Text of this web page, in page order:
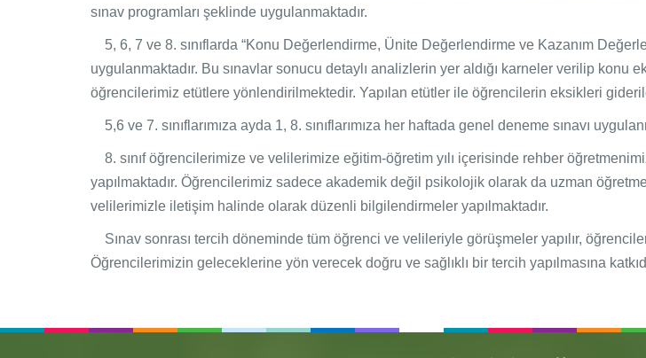
sınav programları şeklinde uygulanmaktadır.
5, 6, 7 ve 8. sınıflarda “Konu Değerlendirme, Ünite Değerlendirme ve Kazanım
uygulanmaktadır. Bu sınavlar sonucu detaylı analizlerin yer aldığı karneler verilip konu
öğrencilerimiz etütlere yönlendirilmektedir. Yapılan etütler ile öğrencilerin eksikleri
5,6 ve 7. sınıflarımıza ayda 1, 8. sınıflarımıza her haftada genel deneme sınavı
8. sınıf öğrencilerimize ve velilerimize eğitim-öğretim yılı içerisinde rehber
yapılmaktadır. Öğrencilerimiz sadece akademik değil psikolojik olarak da uzman
velilerimizle iletişim halinde olarak düzenli bilgilendirmeler yapılmaktadır.
Sınav sonrası tercih döneminde tüm öğrenci ve velileriyle görüşmeler yapılır,
Öğrencilerimizin geleceklerine yön verecek doğru ve sağlıklı bir tercih yapılmasına